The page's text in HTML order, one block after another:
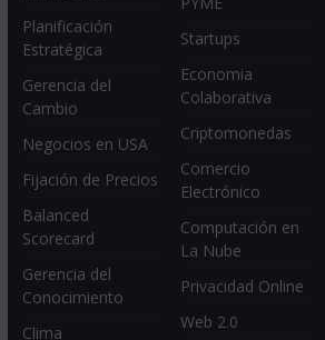
Planificación
Estratégica
Gerencia del
Cambio
Negocios en USA
Fijación de Precios
Balanced
Scorecard
Gerencia del
Conocimiento
Clima
Startups
Economia
Colaborativa
Criptomonedas
Comercio
Electrónico
Computación en
La Nube
Privacidad Online
Web 2.0